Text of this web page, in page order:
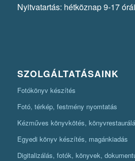
Nyitvatartás: hétköznap 9-17
SZOLGÁLTATÁSAINK
Fotókönyv készítés
Fotó, térkép, festmény nyomtatás
Kézműves könyvkötés,
Egyedi könyv készítés, magánkiadás
Digitalizálás, fotók, könyvek,